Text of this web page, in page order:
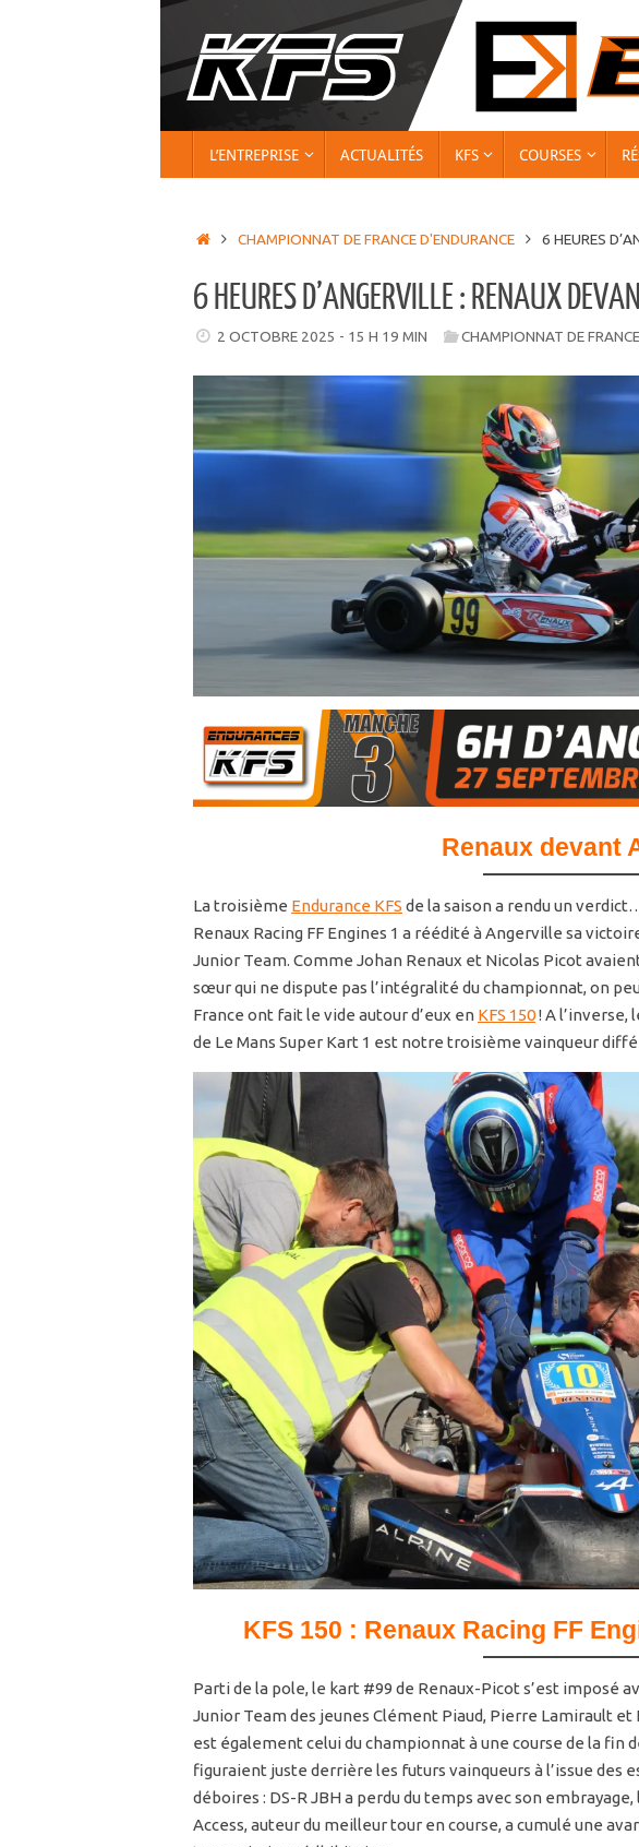
L’ENTREPRISE ACTUALITÉS KFS COURSES
ACCUEIL
CHAMPIONNAT DE FRANCE D'ENDURANCE 6 HEURES
6 HEURES D’ANGERVILLE : RENAUX
2 OCTOBRE 2025 - 15 H 19 MIN CHAMPIONNAT DE
Renaux devant
La troisième Endurance KFS de la saison a rendu un
Renaux Racing FF Engines 1 a réédité à Angerville sa
Junior Team. Comme Johan Renaux et Nicolas Picot
sœur qui ne dispute pas l’intégralité du championnat, on
France ont fait le vide autour d’eux en KFS 150! A
de Le Mans Super Kart 1 est notre troisième vainqueur
KFS 150 : Renaux Racing FF
Parti de la pole, le kart #99 de Renaux-Picot s’est imposé
Junior Team des jeunes Clément Piaud, Pierre Lamirault et
est également celui du championnat à une course de la fin
figuraient juste derrière les futurs vainqueurs à l’issue des
déboires : DS-R JBH a perdu du temps avec son
Access, auteur du meilleur tour en course, a cumulé une